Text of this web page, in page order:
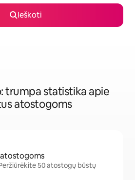
Ieškoti
trumpa statistika apie
atostogoms
atostogoms
50 atostogų būstų